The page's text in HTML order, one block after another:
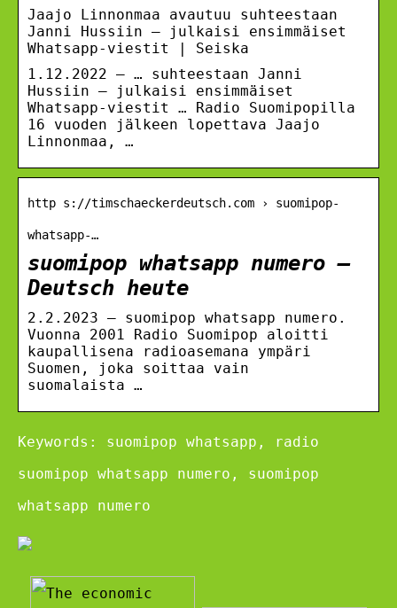
Jaajo Linnonmaa avautuu suhteestaan
Janni Hussiin – julkaisi ensimmäiset
Whatsapp-viestit | Seiska
1.12.2022 — … suhteestaan Janni
Hussiin – julkaisi ensimmäiset
Whatsapp-viestit … Radio Suomipopilla
16 vuoden jälkeen lopettava Jaajo
Linnonmaa, …
http s://timschaeckerdeutsch.com › suomipop-
whatsapp-…
suomipop whatsapp numero –
Deutsch heute
2.2.2023 — suomipop whatsapp numero.
Vuonna 2001 Radio Suomipop aloitti
kaupallisena radioasemana ympäri
Suomen, joka soittaa vain
suomalaista …
Keywords: suomipop whatsapp, radio
suomipop whatsapp numero, suomipop
whatsapp numero